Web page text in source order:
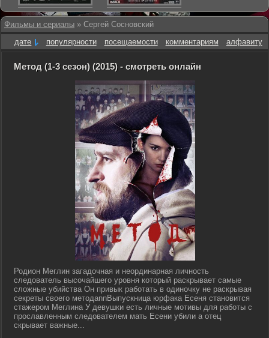
Фильмы и сериалы » Сергей Сосновский
дате
популярности посещаемости комментариям алфавиту
Метод (1-3 сезон) (2015) - смотреть онлайн
Родион Меглин загадочная и неординарная личность
следователь высочайшего уровня который раскрывает самые
сложные убийства Он привык работать в одиночку не раскрывая
секреты своего методаnnВыпускница юрфака Есеня становится
стажером Меглина У девушки есть личные мотивы для работы с
прославленным следователем мать Есени убили а отец
скрывает важные...